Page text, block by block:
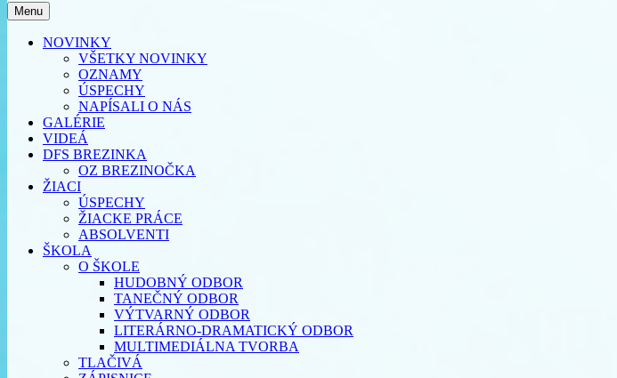
Menu Skip
to
content
NOVINKY
VŠETKY NOVINKY
OZNAMY
ÚSPECHY
NAPÍSALI O NÁS
GALÉRIE
VIDEÁ
DFS BREZINKA
OZ BREZINOČKA
ŽIACI
ÚSPECHY
ŽIACKE PRÁCE
ABSOLVENTI
ŠKOLA
O ŠKOLE
HUDOBNÝ ODBOR
TANEČNÝ ODBOR
VÝTVARNÝ ODBOR
LITERÁRNO-DRAMATICKÝ ODBOR
MULTIMEDIÁLNA TVORBA
TLAČIVÁ